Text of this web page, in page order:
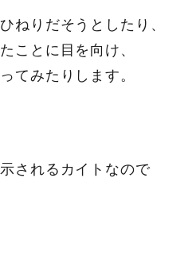
ねりだそうとしたり、
ことに目を向け、
てみたりします。
されるカイトなので